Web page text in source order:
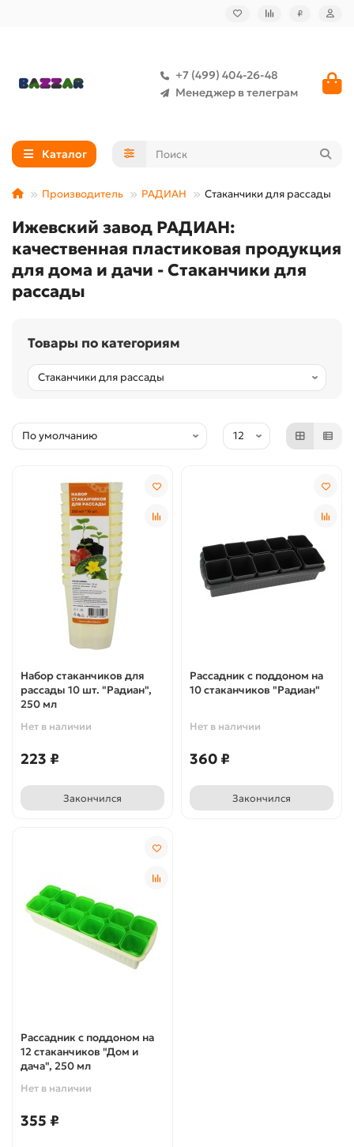
₽
+7 (499) 404-26-48
Менеджер в телеграм
Каталог
Производитель РАДИАН Стаканчики для рассады
Ижевский завод РАДИАН:
качественная пластиковая продукция
для дома и дачи - Стаканчики для
рассады
Товары по категориям
Набор стаканчиков для
рассады 10 шт. "Радиан",
250 мл
Нет в наличии
223 ₽
Закончился
Рассадник с поддоном на
10 стаканчиков "Радиан"
Нет в наличии
360 ₽
Закончился
Рассадник с поддоном на
12 стаканчиков "Дом и
дача", 250 мл
Нет в наличии
355 ₽